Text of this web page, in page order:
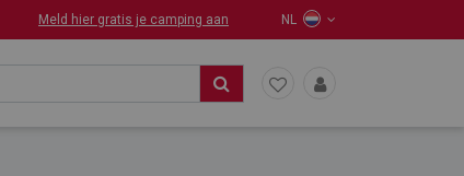
Meld hier gratis je camping aan NL